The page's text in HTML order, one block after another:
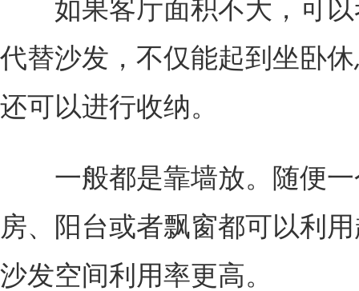
如果客厅面积不大，可以
代替沙发，不仅能起到坐卧
还可以进行收纳。
一般都是靠墙放。随便一
房、阳台或者飘窗都可以利
沙发空间利用率更高。